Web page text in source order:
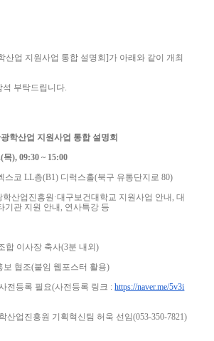
산업 지원사업 통합 설명회]가 아래와 같이 개최
부탁드립니다.
학산업 지원사업 통합 설명회
목), 09:30 ~ 15:00
코 LL층(B1) 디럭스홀(북구 유통단지로 80)
산업진흥원·대구보건대학교 지원사업 안내, 대
기관 지원 안내, 연사특강 등
합 이사장 축사(3분 내외)
협조(붙임 웹포스터 활용)
등록 필요(사전등록 링크 :https://naver.me/5v3i
산업진흥원 기획혁신팀 허욱 선임(053-350-7821)